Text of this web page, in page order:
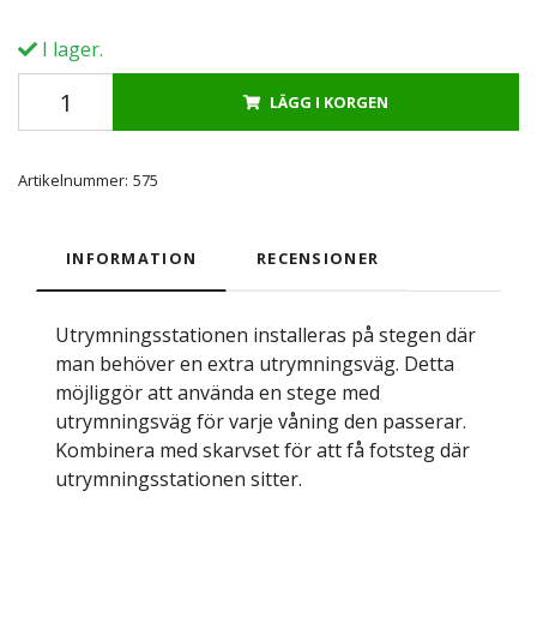
I lager.
LÄGG I KORGEN
Artikelnummer: 575
INFORMATION RECENSIONER
Utrymningsstationen installeras på stegen där
man behöver en extra utrymningsväg. Detta
möjliggör att använda en stege med
utrymningsväg för varje våning den passerar.
Kombinera med skarvset för att få fotsteg där
utrymningsstationen sitter.